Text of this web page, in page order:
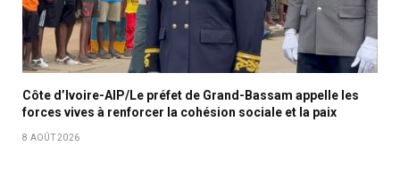
Côte d’Ivoire-AIP/Le préfet de Grand-Bassam appelle les
forces vives à renforcer la cohésion sociale et la paix
8 AOÛT 2026